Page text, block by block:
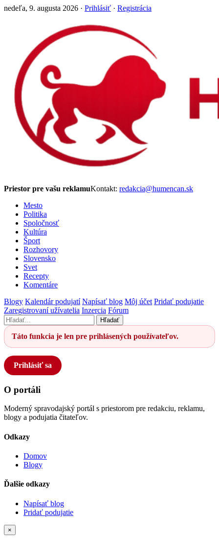
nedeľa, 9. augusta 2026 · Prihlásiť · Registrácia
Priestor pre vašu reklamuKontakt: redakcia@humencan.sk
Mesto
Politika
Spoločnosť
Kultúra
Šport
Rozhovory
Slovensko
Svet
Recepty
Komentáre
Blogy Kalendár podujatí Napísať blog Môj účet Pridať podujatie
Zaregistrovaní užívatelia Inzercia Fórum
Hľadať
Táto funkcia je len pre prihlásených používateľov.
Prihlásiť sa
O portáli
Moderný spravodajský portál s priestorom pre redakciu, reklamu,
blogy a podujatia čitateľov.
Odkazy
Domov
Blogy
Ďalšie odkazy
Napísať blog
Pridať podujatie
×